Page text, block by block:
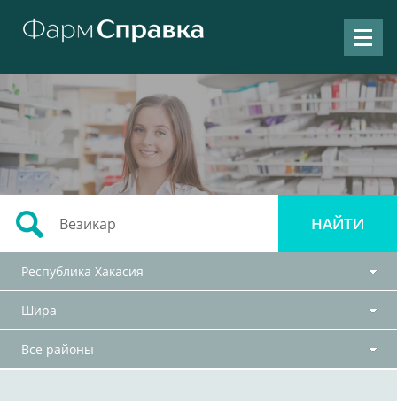
Республика Хакасия
Шира
Все районы